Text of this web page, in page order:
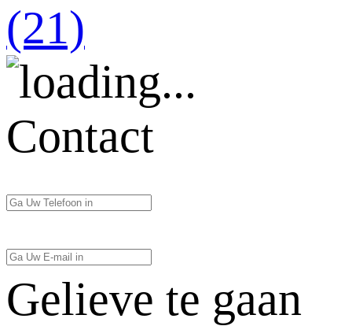
(21)
Contact
Gelieve te gaan